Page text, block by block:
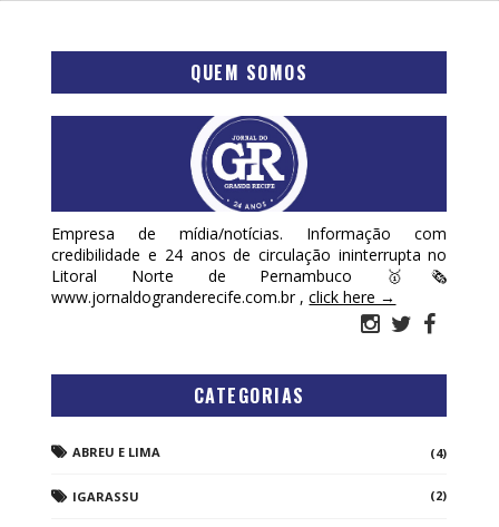
QUEM SOMOS
Empresa de mídia/notícias. Informação com
credibilidade e 24 anos de circulação ininterrupta no
Litoral Norte de Pernambuco 🥇🗞
www.jornaldogranderecife.com.br ,click here →
CATEGORIAS
ABREU E LIMA (4)
IGARASSU (2)